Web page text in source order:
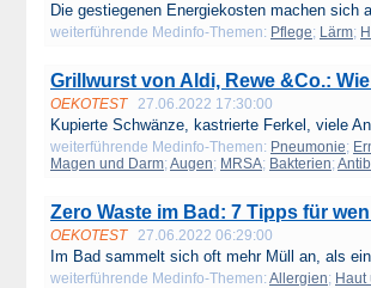
Die gestiegenen Energiekosten machen sich
weiterführende Medinfo-Themen: Pflege; Lärm;
Grillwurst von Aldi, Rewe &Co.:
OEKOTEST 27.06.2022 17:30:00
Kupierte Schwänze, kastrierte Ferkel, viele
weiterführende Medinfo-Themen: Pneumonie;
Magen und Darm; Augen; MRSA; Bakterien;
Zero Waste im Bad: 7 Tipps für
OEKOTEST 27.06.2022 06:29:00
Im Bad sammelt sich oft mehr Müll an, als
weiterführende Medinfo-Themen: Allergien; Haut